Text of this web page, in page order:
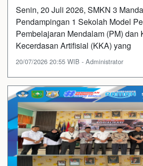
Senin, 20 Juli 2026, SMKN 3
Pendampingan 1 Sekolah Model
Pembelajaran Mendalam (PM) dan
Kecerdasan Artifisial (KKA) yang
20/07/2026 20:55 WIB - Administrator